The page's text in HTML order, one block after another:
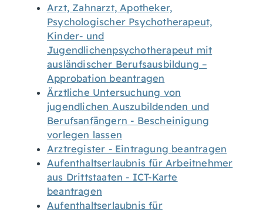
Arzt, Zahnarzt, Apotheker,
Psychologischer Psychotherapeut,
Kinder- und
Jugendlichenpsychotherapeut mit
ausländischer Berufsausbildung –
Approbation beantragen
Ärztliche Untersuchung von
jugendlichen Auszubildenden und
Berufsanfängern - Bescheinigung
vorlegen lassen
Arztregister - Eintragung beantragen
Aufenthaltserlaubnis für Arbeitnehmer
aus Drittstaaten - ICT-Karte
beantragen
Aufenthaltserlaubnis für